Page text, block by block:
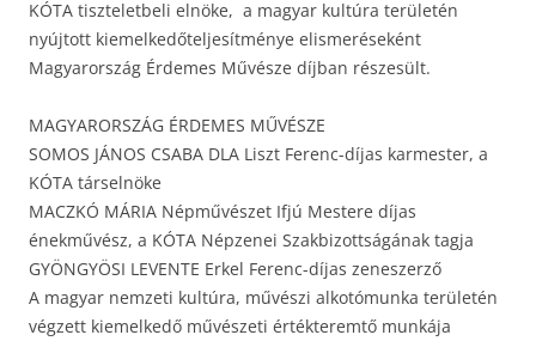
KÓTA tiszteletbeli elnöke, a magyar kultúra területén
nyújtott kiemelkedőteljesítménye elismeréseként
Magyarország Érdemes Művésze díjban részesült.
MAGYARORSZÁG ÉRDEMES MŰVÉSZE
SOMOS JÁNOS CSABA DLA Liszt Ferenc-díjas karmester, a
KÓTA társelnöke
MACZKÓ MÁRIA Népművészet Ifjú Mestere díjas
énekművész, a KÓTA Népzenei Szakbizottságának tagja
GYÖNGYÖSI LEVENTE Erkel Ferenc-díjas zeneszerző
A magyar nemzeti kultúra, művészi alkotómunka területén
végzett kiemelkedő művészeti értékteremtő munkája